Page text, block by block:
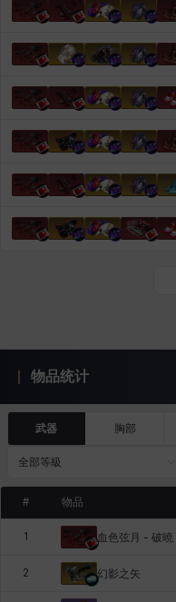
物品统计
武器 胸部
全部等級
# 物品
1 血色弦月 - 破曉
2 幻影之矢